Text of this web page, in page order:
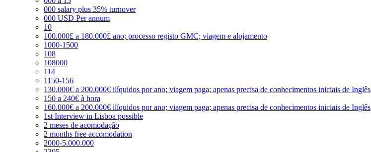
000 salary plus 35% turnover
000 USD Per annum
10
100.000£ a 180.000£ ano; processo registo GMC; viagem e alojamento
1000-1500
108
108000
114
1150-156
130.000€ a 200.000€ ilíquidos por ano; viagem paga; apenas precisa de conhecimentos iniciais de Inglês
150 a 240€ à hora
160.000€ a 200.000€ ilíquidos por ano; viagem paga; apenas precisa de conhecimentos iniciais de Inglês
1st Interview in Lisboa possible
2 meses de acomodação
2 months free accomodation
2000-5.000.000